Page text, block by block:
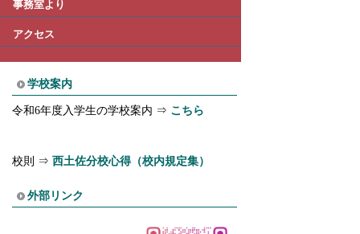
事務室より
アクセス
学校案内
令和6年度入学生の学校案内 ⇒ こちら
校則 ⇒ 西土佐分校心得（校内規定集）
外部リンク